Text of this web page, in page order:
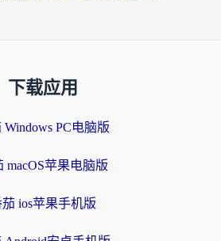
下载应用
Windows PC电脑版
macOS苹果电脑版
ios苹果手机版